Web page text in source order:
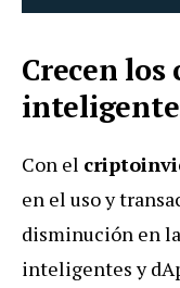
Crecen
Con el
en el uso y
disminución en
inteligentes y